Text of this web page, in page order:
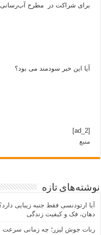
برای شراکت در مطرح آب‌رسانی به ۲۳۰۰ روستا تا بحال انجام
آیا این خبر سودمند می بود؟
[ad_2]
منبع
نوشته‌های تازه
آیا ارتودنسی فقط جنبه زیبایی
دهان، فک و کیفیت زندگی
ربات جوش لیزر؛ چه زمانی سرعت